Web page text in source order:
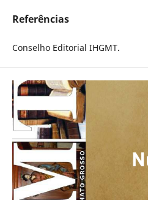
Referências
Conselho Editorial IHGMT.